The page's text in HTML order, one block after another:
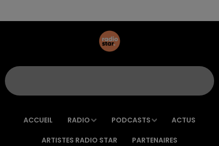
ACCUEIL RADIO PODCASTS ACTUS
ARTISTES RADIO STAR PARTENAIRES